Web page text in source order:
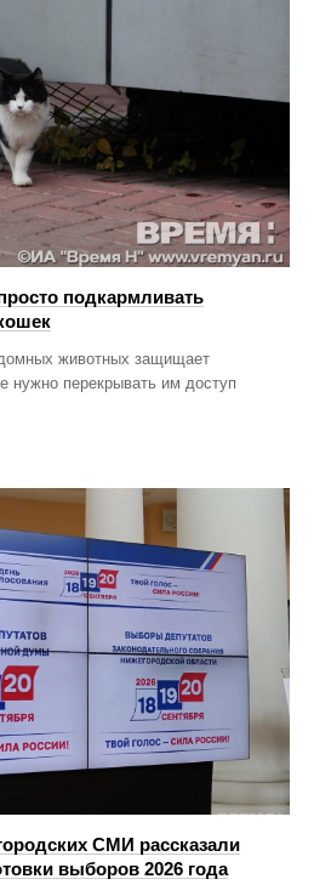
подкармливать
животных защищает
нужно перекрывать им доступ
СМИ рассказали
выборов 2026 года